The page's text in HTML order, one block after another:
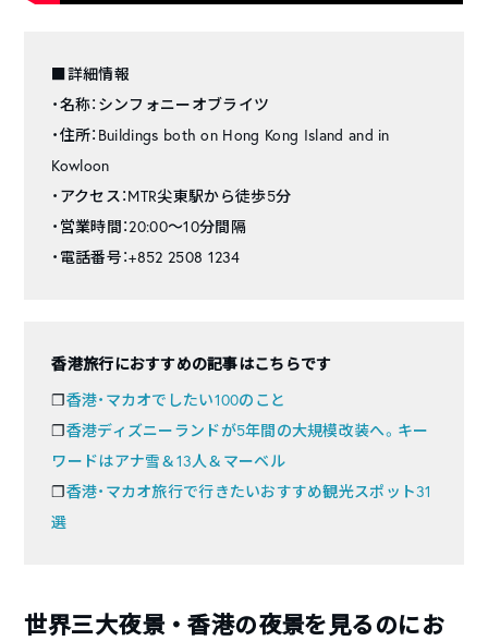
■詳細情報
・名称：シンフォニーオブライツ
・住所：Buildings both on Hong Kong Island and in
Kowloon
・アクセス：MTR尖東駅から徒歩5分
・営業時間：20:00〜10分間隔
・電話番号：+852 2508 1234
香港旅行におすすめの記事はこちらです
❐香港・マカオでしたい100のこと
❐香港ディズニーランドが5年間の大規模改装へ。キー
ワードはアナ雪＆13人＆マーベル
❐香港・マカオ旅行で行きたいおすすめ観光スポット31
選
世界三大夜景・香港の夜景を見るのにお